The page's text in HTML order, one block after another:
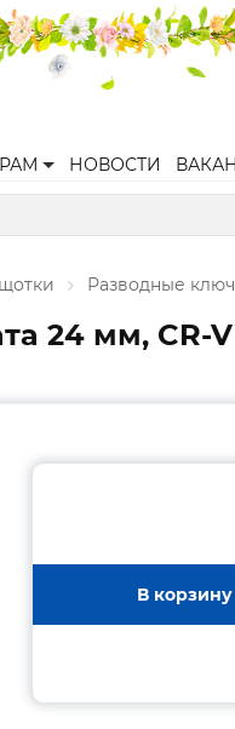
НОВОСТИ
Разводные
мм, CR-V
В корзину